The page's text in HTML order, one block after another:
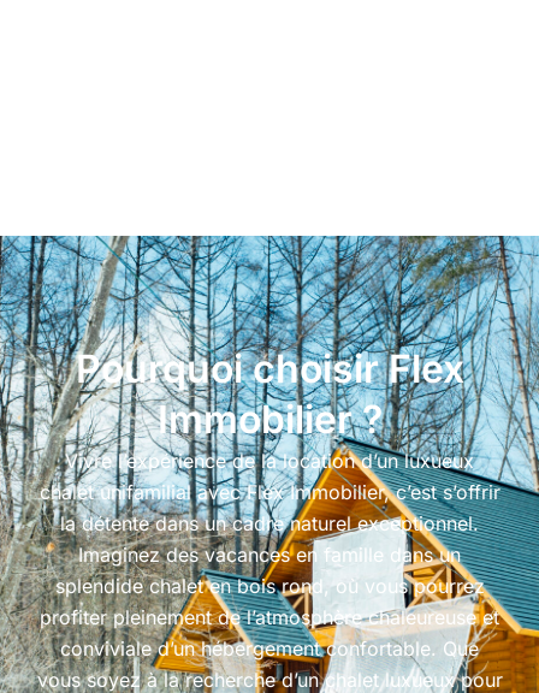
Pourquoi choisir Flex
Immobilier ?
Vivre l’expérience de la location d’un luxueux
chalet unifamilial avec Flex Immobilier, c’est s’offrir
la détente dans un cadre naturel exceptionnel.
Imaginez des vacances en famille dans un
splendide chalet en bois rond, où vous pourrez
profiter pleinement de l’atmosphère chaleureuse et
conviviale d’un hébergement confortable. Que
vous soyez à la recherche d’un chalet luxueux pour